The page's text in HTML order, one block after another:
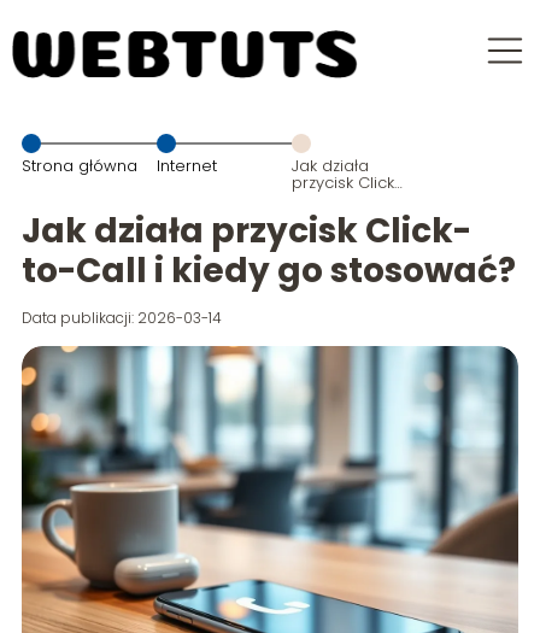
Strona główna Internet Jak działa
przycisk Click-
go stosować?
Jak działa przycisk Click-
to-Call i kiedy go stosować?
Data publikacji: 2026-03-14